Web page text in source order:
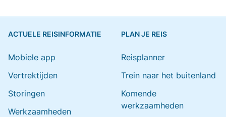
ACTUELE REISINFORMATIE
Mobiele app
Vertrektijden
Storingen
Werkzaamheden
PLAN JE REIS
Reisplanner
Trein naar het buitenland
Komende
werkzaamheden